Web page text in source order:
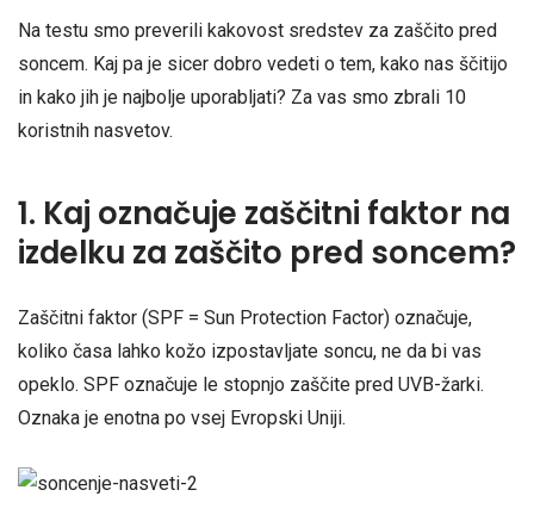
Na testu smo preverili kakovost sredstev za zaščito pred
soncem. Kaj pa je sicer dobro vedeti o tem, kako nas ščitijo
in kako jih je najbolje uporabljati? Za vas smo zbrali 10
koristnih nasvetov.
1. Kaj označuje zaščitni faktor na
izdelku za zaščito pred soncem?
Zaščitni faktor (SPF = Sun Protection Factor) označuje,
koliko časa lahko kožo izpostavljate soncu, ne da bi vas
opeklo. SPF označuje le stopnjo zaščite pred UVB-žarki.
Oznaka je enotna po vsej Evropski Uniji.